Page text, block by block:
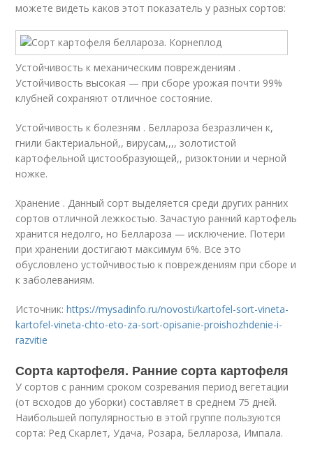
можете видеть каков этот показатель у разных сортов:
Устойчивость к механическим повреждениям .
Устойчивость высокая — при сборе урожая почти 99%
клубней сохраняют отличное состояние.
Устойчивость к болезням . Беллароза безразличен к,
гнили бактериальной,, вирусам,,,, золотистой
картофельной цистообразующей,, ризоктонии и черной
ножке.
Хранение . Данный сорт выделяется среди других ранних
сортов отличной лежкостью. Зачастую ранний картофель
хранится недолго, но Беллароза — исключение. Потери
при хранении достигают максимум 6%. Все это
обусловлено устойчивостью к повреждениям при сборе и
к заболеваниям.
Источник:https://mysadinfo.ru/novosti/kartofel-sort-vineta-
kartofel-vineta-chto-eto-za-sort-opisanie-proishozhdenie-i-
razvitie
Сорта картофеля. Ранние сорта картофеля
У сортов с ранним сроком созревания период вегетации
(от всходов до уборки) составляет в среднем 75 дней.
Наибольшей популярностью в этой группе пользуются
сорта: Ред Скарлет, Удача, Розара, Беллароза, Импала.